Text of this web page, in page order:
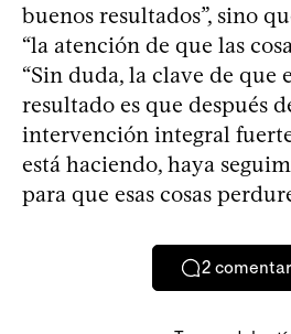
buenos resultados”, sino
“la atención de que las
“Sin duda, la clave de que
resultado es que después
intervención integral
está haciendo, haya
para que esas cosas
2